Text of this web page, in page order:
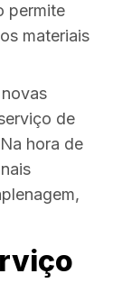
permite
materiais
de
hora de